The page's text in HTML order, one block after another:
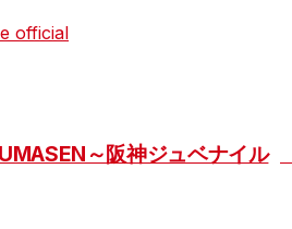
official
～阪神ジュベナイル